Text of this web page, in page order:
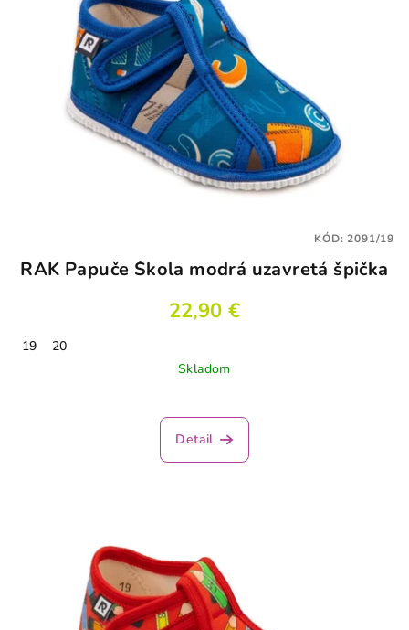
RAK Papuče Škola modrá uzavretá špička
22,90 €
19
20
Skladom
hodnotenie
produktu
Detail
KÓD:2091/19